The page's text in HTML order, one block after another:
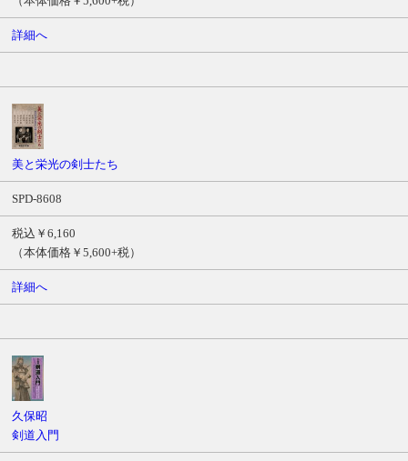
詳細へ
美と栄光の剣士たち
SPD-8608
税込￥6,160
（本体価格￥5,600+税）
詳細へ
久保昭
剣道入門